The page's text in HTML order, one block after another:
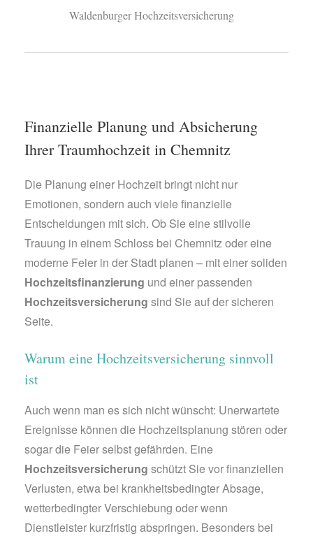
Waldenburger Hochzeitsversicherung
Finanzielle Planung und Absicherung
Ihrer Traumhochzeit in Chemnitz
Die Planung einer Hochzeit bringt nicht nur
Emotionen, sondern auch viele finanzielle
Entscheidungen mit sich. Ob Sie eine stilvolle
Trauung in einem Schloss bei Chemnitz oder eine
moderne Feier in der Stadt planen – mit einer soliden
Hochzeitsfinanzierung und einer passenden
Hochzeitsversicherung sind Sie auf der sicheren
Seite.
Warum eine Hochzeitsversicherung sinnvoll
ist
Auch wenn man es sich nicht wünscht: Unerwartete
Ereignisse können die Hochzeitsplanung stören oder
sogar die Feier selbst gefährden. Eine
Hochzeitsversicherung schützt Sie vor finanziellen
Verlusten, etwa bei krankheitsbedingter Absage,
wetterbedingter Verschiebung oder wenn
Dienstleister kurzfristig abspringen. Besonders bei